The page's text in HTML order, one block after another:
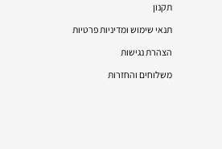
תקנון
תנאי שימוש ומדיניות פרטיות
הצהרת נגישות
משלוחים והחזרות